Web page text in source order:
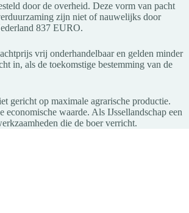
door de overheid. Deze vorm van pacht
zijn niet of nauwelijks door
837 EURO.
vrij onderhandelbaar en gelden minder
in, als de toekomstige bestemming van de
gericht op maximale agrarische productie.
waarde. Als IJssellandschap een
die de boer verricht.